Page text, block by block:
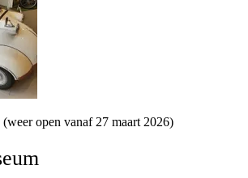
open vanaf 27 maart 2026)